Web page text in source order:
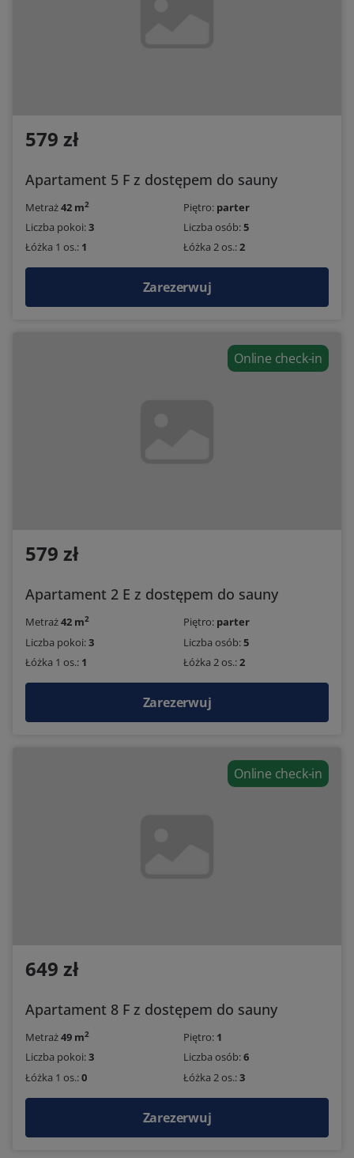
579 zł
Apartament 5 F z dostępem do sauny
Metraż42 m2 Piętro: parter
Liczba pokoi:3 Liczba osób:5
Łóżka 1 os.: 1 Łóżka 2 os.:2
Zarezerwuj
Online check-in
579 zł
Apartament 2 E z dostępem do sauny
Metraż42 m2 Piętro: parter
Liczba pokoi:3 Liczba osób:5
Łóżka 1 os.: 1 Łóżka 2 os.:2
Zarezerwuj
Online check-in
649 zł
Apartament 8 F z dostępem do sauny
Metraż49 m2 Piętro: 1
Liczba pokoi:3 Liczba osób:6
Łóżka 1 os.:0 Łóżka 2 os.:3
Zarezerwuj